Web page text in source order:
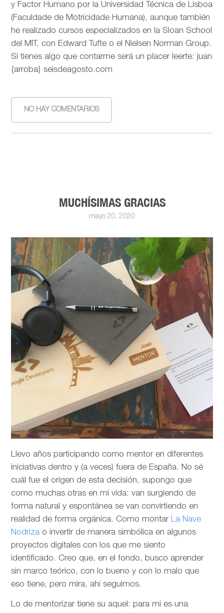
y Factor Humano por la Universidad Técnica de Lisboa
(Faculdade de Motricidade Humana), aunque también
he realizado cursos especializados en la Sloan School
del MIT, con Edward Tufte o el Nielsen Norman Group.
Si tienes algo que contarme será un placer leerte: juan
{arroba} seisdeagosto.com
NO HAY COMENTARIOS
MUCHÍSIMAS GRACIAS
mayo 20, 2020
Llevo años participando como mentor en diferentes
iniciativas dentro y (a veces) fuera de España. No sé
cuál fue el origen de esta decisión, supongo que
como muchas otras en mi vida: van surgiendo de
forma natural y espontánea se van convirtiendo en
realidad de forma orgánica. Como montar La Nave
Nodriza o invertir de manera simbólica en algunos
proyectos digitales con los que me siento
identificado. Creo que, en el fondo, busco aprender
sin marco teórico, con lo bueno y con lo malo que
eso tiene, pero mira, ahí seguimos.
Lo de mentorizar tiene su aquel: para mi es una